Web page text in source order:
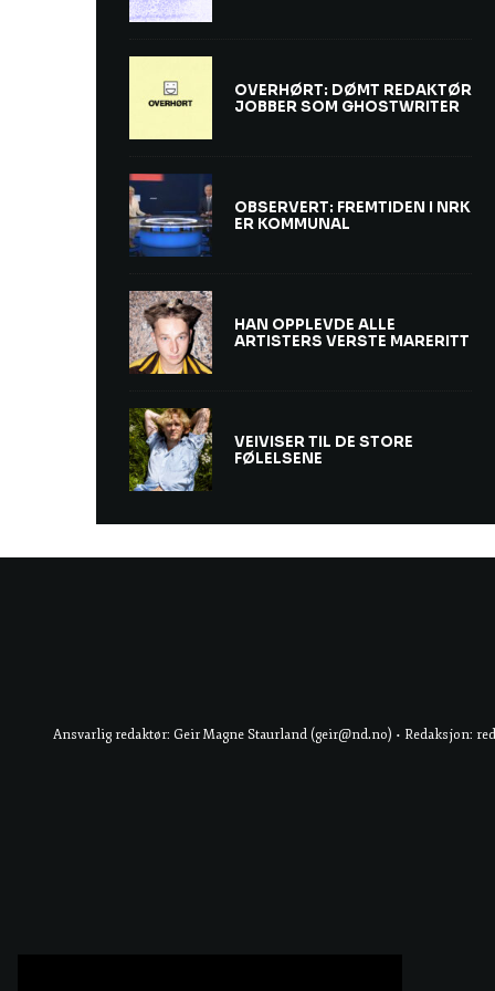
OVERHØRT: DØMT REDAKTØR
JOBBER SOM GHOSTWRITER
OBSERVERT: FREMTIDEN I NRK
ER KOMMUNAL
HAN OPPLEVDE ALLE
ARTISTERS VERSTE MARERITT
VEIVISER TIL DE STORE
FØLELSENE
Ansvarlig redaktør: Geir Magne Staurland (geir@nd.no) • Redaksjon: